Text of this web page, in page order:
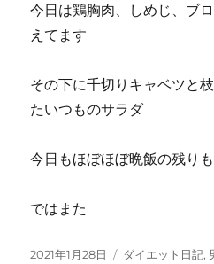
今日は鶏胸肉、しめじ、ブ
えてます
その下に千切りキャベツと
たいつものサラダ
今日もほぼほぼ晩飯の残り
ではまた
投
2021年1月28日
カ
ダイエット日記,